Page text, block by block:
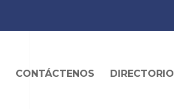
CONTÁCTENOS DIRECTORIO